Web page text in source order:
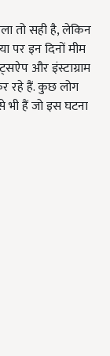
तो सही है, लेकिन
पर इन दिनों मीम
और इंस्टाग्राम
रहे हैं. कुछ लोग
हैं जो इस घटना